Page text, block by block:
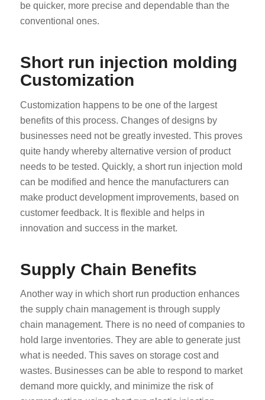
be quicker, more precise and dependable than the
conventional ones.
Short run injection molding
Customization
Customization happens to be one of the largest
benefits of this process. Changes of designs by
businesses need not be greatly invested. This proves
quite handy whereby alternative version of product
needs to be tested. Quickly, a short run injection mold
can be modified and hence the manufacturers can
make product development improvements, based on
customer feedback. It is flexible and helps in
innovation and success in the market.
Supply Chain Benefits
Another way in which short run production enhances
the supply chain management is through supply
chain management. There is no need of companies to
hold large inventories. They are able to generate just
what is needed. This saves on storage cost and
wastes. Businesses can be able to respond to market
demand more quickly, and minimize the risk of